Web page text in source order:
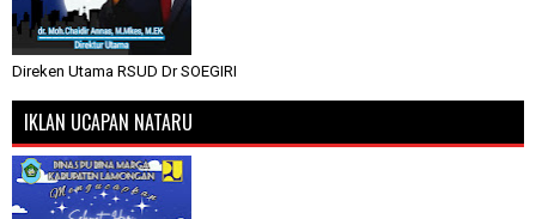
Direken Utama RSUD Dr SOEGIRI
IKLAN UCAPAN NATARU